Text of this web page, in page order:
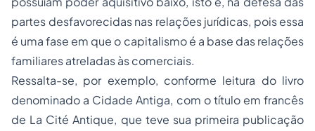
partes desfavorecidas nas relações jurídicas, pois essa
é uma fase em que o capitalismo é a base das relações
familiares atreladas às comerciais.
Ressalta-se, por exemplo, conforme leitura do livro
denominado a Cidade Antiga, com o título em francês
de La Cité Antique, que teve sua primeira publicação